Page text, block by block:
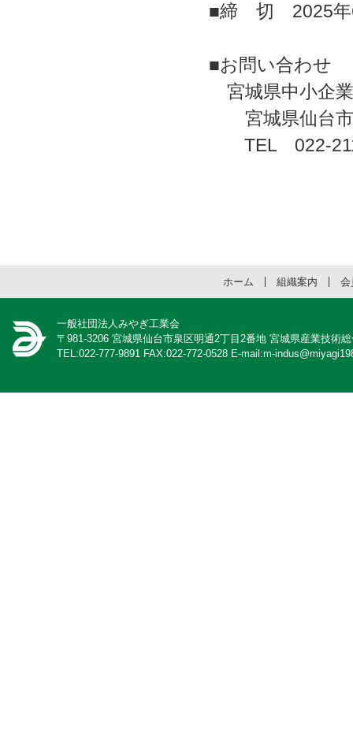
■締 切 2025年
■お問い合わせ
宮城県中小企
宮城県仙台市
TEL 022-
ホーム 組織案内 会
一般社団法人みやぎ工業会
〒981-3206 宮城県仙台市泉区明通2丁目2番地 宮城県産業技術
TEL:022-777-9891 FAX:022-772-0528 E-mail:m-